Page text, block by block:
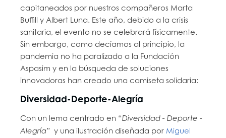
capitaneados por nuestros compañeros Marta
Buffill y Albert Luna. Este año, debido a la crisis
sanitaria, el evento no se celebrará físicamente.
Sin embargo, como decíamos al principio, la
pandemia no ha paralizado a la Fundación
Aspasim y en la búsqueda de soluciones
innovadoras han creado una camiseta solidaria:
Diversidad-Deporte-Alegría
Con un lema centrado en “Diversidad - Deporte -
Alegría” y una ilustración diseñada por Miguel